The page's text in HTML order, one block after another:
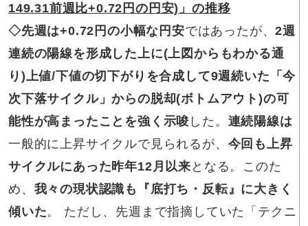
149.31前週比+0.72円の円安) 」の推移
◇先週は+0.72 円の小幅な円安ではあったが、2週
連続の陽線を形成した上に(上図からもわかる通
り)上値/下値の切下がりを合成して9週続いた「今
次下落サイクル」からの脱却(ボトムアウト)の可
能性が高まったことを強く示唆 した。 連続陽線は
一般的に上昇サイクルで見られるが、 今回も上昇
サイクルにあった昨年12月以来 となる。このた
め、 我々の現状認識も『底打ち・反転』に大きく
傾いた。 ただし、先週まで指摘していた「テクニ